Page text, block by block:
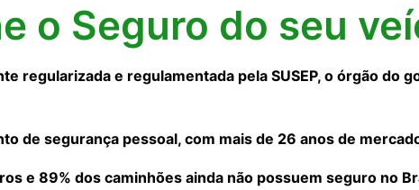
o Seguro do seu
regularizada e regulamentada pela SUSEP, o órgão do
de segurança pessoal, com mais de 26 anos de
e 89% dos caminhões ainda não possuem seguro no